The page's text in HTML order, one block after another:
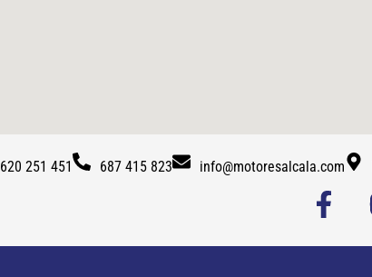
620 251 451 687 415 823 info@motoresalcala.com